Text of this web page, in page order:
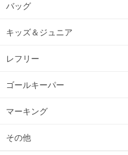
バッグ
キッズ＆ジュニア
レフリー
ゴールキーパー
マーキング
その他